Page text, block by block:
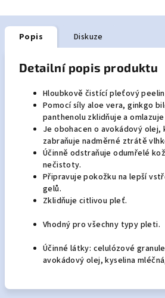
Popis Diskuze
Detailní popis produktu
Hloubkově čistící pleťový
Pomocí síly aloe vera, ginkgo
panthenolu zklidňuje a
Je obohacen o avokádový
zabraňuje nadměrné ztrátě
Účinně odstraňuje odumřelé
nečistoty.
Připravuje pokožku na lepší
gelů.
Zklidňuje citlivou pleť.
Vhodný pro všechny typy pleti.
Účinné látky: celulózové
avokádový olej, kyselina